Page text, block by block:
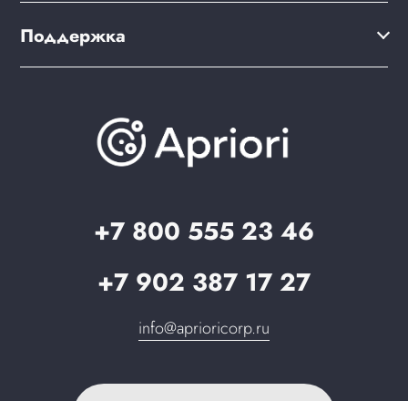
+7 800 555 23 46
+7 902 387 17 27
info@aprioricorp.ru
Дизайн интернет-магазина
Brander: подбор названия сайта
Варианты оплаты
Скидки и бонусы
О компании
Поддержка
Документация
Вопрос-ответ
Запрос в поддержку